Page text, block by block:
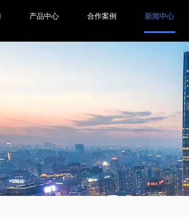
用性与用户流程的
产品中心 合作案例 新闻中心